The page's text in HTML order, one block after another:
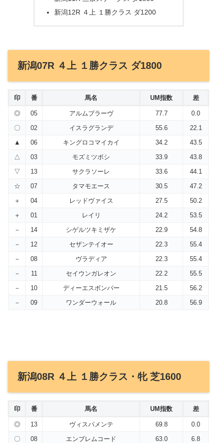
新潟12R ４上 １勝クラス ダ1200
新潟07R ４上 １勝クラス ダ1800
印 番 馬名 UM指数 差
◎ 05 アルムブラーヴ 77.7
0.0
〇
02 イスラグランデ 55.6
22.1
▲
06 キングロコマイカイ 34.2
43.5
△
03 モズミツボシ 33.9
43.8
▽
13 サクラソーレ 33.6
44.1
☆
07 タマモエース 30.5
47.2
＋
04 レッドヴァイス 27.5
50.2
＋
01 レイリ 24.2
53.5
－
14 シゲルツキミザケ 22.9
54.8
－
12 セザンテイオー 22.3
55.4
－
08 ヴラディア 22.3
55.4
－
11 セイウンガレオン 22.2
55.5
－
10 ディーエスボンバー 21.5
56.2
－
09 ワンダーウォール 20.8 56.9
新潟08R ４上 １勝クラス・牝 芝1600
印 番 馬名 UM指数 差
◎ 13 ヴィスパメンテ 69.8
0.0
〇
08 エンブレムコード 63.0
6.8